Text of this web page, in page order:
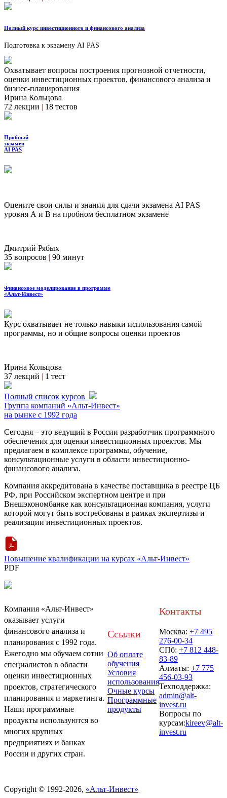
Полный курс инвестиционного и финансового анализа
Подготовка к экзамену AI PAS
Охватывает вопросы построения прогнозной отчетности,
оценки инвестиционных проектов, финансового анализа и
бизнес-планирования
Ирина Кольцова
72 лекции | 18 тестов
Пробный
экзамен
AI PAS
Оцените свои силы и знания для сдачи экзамена AI PAS
уровня А и В на пробном бесплатном экзамене
Дмитрий Рябых
35 вопросов | 90 минут
Финансовое моделирование в программе
«Альт-Инвест»
Курс охватывает не только навыки использования самой
программы, но и общие вопросы оценки проектов
Ирина Кольцова
37 лекций | 1 тест
Полный список курсов
Группа компаний «Альт-Инвест»
на рынке с 1992 года
Сегодня – это ведущий в России разработчик программного
обеспечения для оценки инвестиционных проектов. Мы
предлагаем в комплексе программы, обучение,
консультационные услуги в области инвестиционно-
финансового анализа.
Компания аккредитована в качестве поставщика в реестре ЦБ
РФ, при Российском экспертном центре и при
Внешэкономбанке как консультационная компания, услуги
которой могут быть востребованы в рамках экспертизы и
реализации инвестиционных проектов.
Повышение квалификации на курсах «Альт-Инвест»
PDF
Компания «Альт-Инвест»
оказывает услуги
финансового анализа и
планирования с 1992 года.
Ежегодно мы обучаем сотни
специалистов в области
оценки инвестиционных
проектов, стратегического
планирования и маркетинга.
Наши программные
продукты используются во
многих крупных
предприятиях и банках
России и других стран.
Ссылки
Об оплате
обучения
Условия
использования
Очные курсы
Программные
продукты
Контакты
Москва: +7 495
276-00-34
СПб: +7 812 448-
83-89
Алматы: +7 775
456-03-93
Техподдержка:
admin@alt-
invest.ru
Вопросы по
курсам:kireev@alt-
invest.ru
Copyright © 1992-2026, «Альт-Инвест»